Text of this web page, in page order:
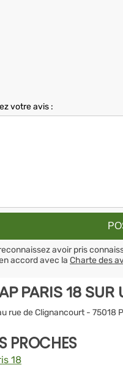
votre avis :
avoir pris
accord avec la Charte des
PARIS 18 SUR
rue de Clignancourt - 75018
PROCHES
18